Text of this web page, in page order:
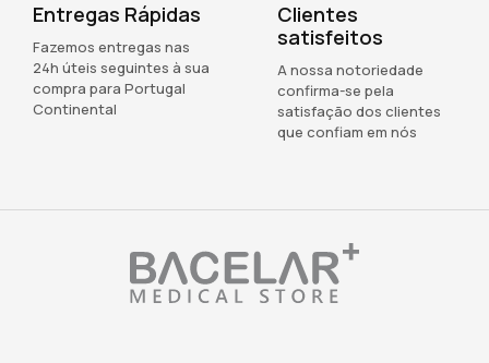
Entregas Rápidas
Fazemos entregas nas
24h úteis seguintes à sua
compra para Portugal
Continental
Clientes
satisfeitos
A nossa notoriedade
confirma-se pela
satisfação dos clientes
que confiam em nós